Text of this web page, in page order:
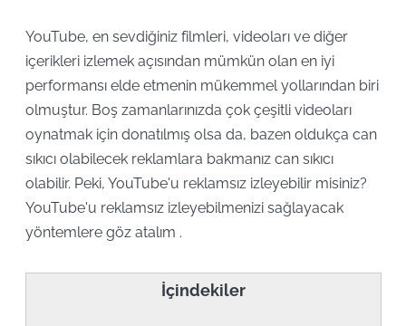
YouTube, en sevdiğiniz filmleri, videoları ve diğer
içerikleri izlemek açısından mümkün olan en iyi
performansı elde etmenin mükemmel yollarından biri
olmuştur. Boş zamanlarınızda çok çeşitli videoları
oynatmak için donatılmış olsa da, bazen oldukça can
sıkıcı olabilecek reklamlara bakmanız can sıkıcı
olabilir. Peki, YouTube'u reklamsız izleyebilir misiniz?
YouTube'u reklamsız izleyebilmenizi sağlayacak
yöntemlere göz atalım .
İçindekiler